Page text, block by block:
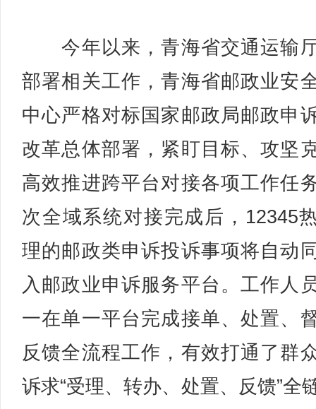
今年以来，青海省交通运输
部署相关工作，青海省邮政业安
中心严格对标国家邮政局邮政申
改革总体部署，紧盯目标、攻坚
高效推进跨平台对接各项工作任
次全域系统对接完成后，12345
理的邮政类申诉投诉事项将自动
入邮政业申诉服务平台。工作人
一在单一平台完成接单、处置、
反馈全流程工作，有效打通了群
诉求“受理、转办、处置、反馈”全